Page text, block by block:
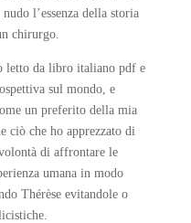
l’essenza della storia
chirurgo.
da libro italiano pdf e
sul mondo, e
un preferito della mia
ciò che ho apprezzato di
di affrontare le
umana in modo
Thérèse evitandole o